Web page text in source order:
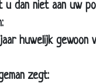
u dan niet aan uw
huwelijk gewoon
zegt: